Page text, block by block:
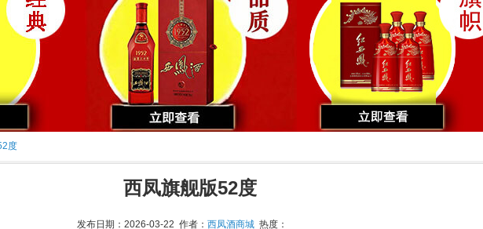
度
西凤旗舰版52度
发布日期：2026-03-22 作者： 西凤酒商城热度：